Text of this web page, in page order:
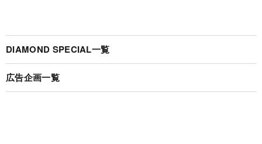
DIAMOND SPECIAL一覧
広告企画一覧